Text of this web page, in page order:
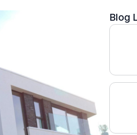
Blog